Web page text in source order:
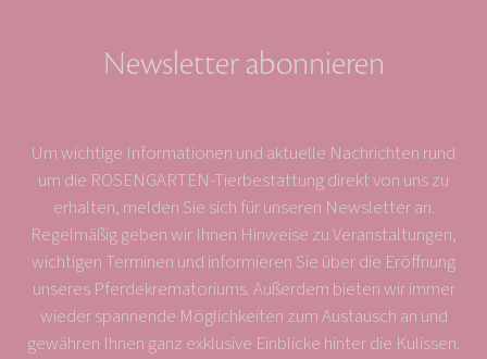
Newsletter abonnieren
Um wichtige Informationen und aktuelle Nachrichten rund
um die ROSENGARTEN-Tierbestattung direkt von uns zu
erhalten, melden Sie sich für unseren Newsletter an.
Regelmäßig geben wir Ihnen Hinweise zu Veranstaltungen,
wichtigen Terminen und informieren Sie über die Eröffnung
unseres Pferdekrematoriums. Außerdem bieten wir immer
wieder spannende Möglichkeiten zum Austausch an und
gewähren Ihnen ganz exklusive Einblicke hinter die Kulissen.